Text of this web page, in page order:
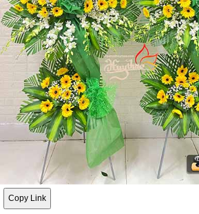
Copy Link